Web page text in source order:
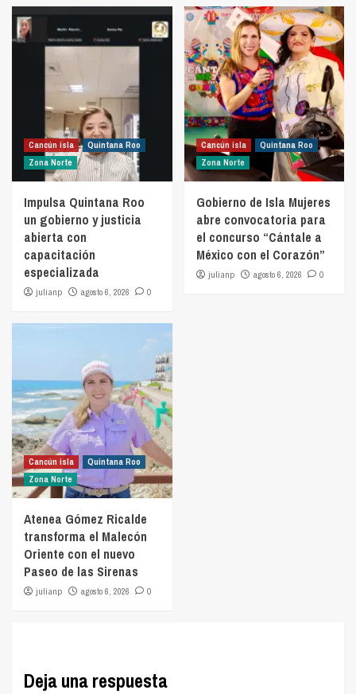
Cancún isla
Quintana Roo
Zona Norte
Impulsa Quintana Roo
un gobierno y justicia
abierta con
capacitación
especializada
julianp agosto 6, 2026 0
Cancún isla
Quintana Roo
Zona Norte
Gobierno de Isla Mujeres
abre convocatoria para
el concurso “Cántale a
México con el Corazón”
julianp agosto 6, 2026 0
Cancún isla
Quintana Roo
Zona Norte
Atenea Gómez Ricalde
transforma el Malecón
Oriente con el nuevo
Paseo de las Sirenas
julianp agosto 6, 2026 0
Deja una respuesta